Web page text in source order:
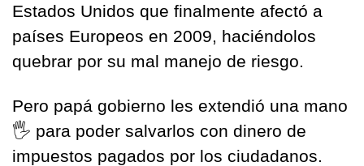
Estados Unidos que finalmente afectó a
países Europeos en 2009, haciéndolos
quebrar por su mal manejo de riesgo.
🖐 para poder salvarlos con dinero de
impuestos pagados por los ciudadanos.